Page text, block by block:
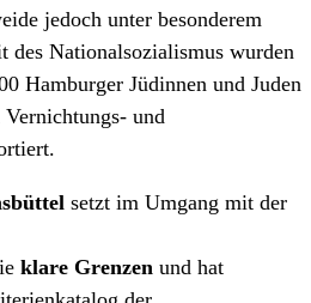
jedoch unter besonderem
des Nationalsozialismus wurden
Hamburger Jüdinnen und Juden
und
setzt im Umgang mit der
klare Grenzen und hat